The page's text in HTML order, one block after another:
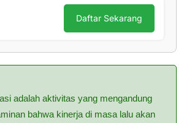
Daftar Sekarang
adalah aktivitas yang mengandung
bahwa kinerja di masa lalu akan